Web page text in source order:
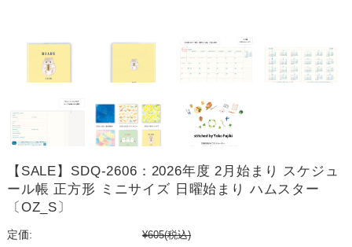
【SALE】SDQ-2606：2026年度 2月始まり スケジュ
ール帳 正方形 ミニサイズ 日曜始まり ハムスター
〔OZ_S〕
定価: ¥605(税込)